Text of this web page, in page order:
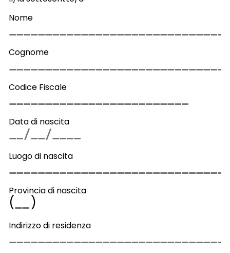
Nome
Cognome
Codice Fiscale
Data di nascita
Luogo di nascita
Provincia di nascita
( )
Indirizzo di residenza